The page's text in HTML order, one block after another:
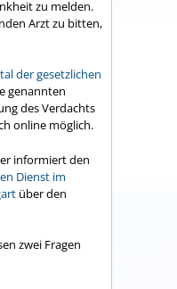
zu melden.
Arzt zu bitten,
der gesetzlichen
genannten
des Verdachts
online möglich.
informiert den
Dienst im
über den
zwei Fragen